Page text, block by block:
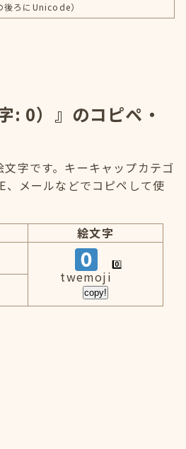
ろにUnicode）
: 0）』のコピペ・
文字です。キーキャップカテゴ
、メールなどでコピペして使
絵文字
twemoji
copy!